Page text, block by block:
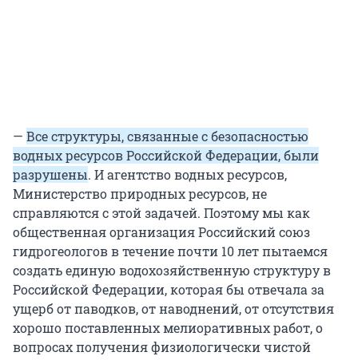
— Все структуры, связанные с безопасностью
водных ресурсов Российской Федерации, были
разрушены. И агентство водных ресурсов,
Министерство природных ресурсов, не
справляются с этой задачей. Поэтому мы как
общественная организация Российский союз
гидрогеологов в течение почти 10 лет пытаемся
создать единую водохозяйственную структуру в
Российской Федерации, которая бы отвечала за
ущерб от паводков, от наводнений, от отсутствия
хорошо поставленных мелиоративных работ, о
вопросах получения физиологически чистой